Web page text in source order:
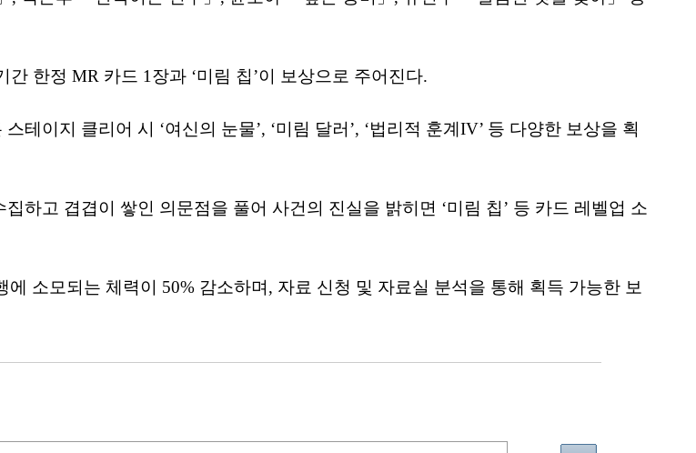
한정 MR 카드 1장과 ‘미림 칩’이 보상으로 주어진다.
테이지 클리어 시 ‘여신의 눈물’, ‘미림 달러’, ‘법리적 훈계IV’ 등 다양한 보상을 획
하고 겹겹이 쌓인 의문점을 풀어 사건의 진실을 밝히면 ‘미림 칩’ 등 카드 레벨업 소
소모되는 체력이 50% 감소하며, 자료 신청 및 자료실 분석을 통해 획득 가능한 보